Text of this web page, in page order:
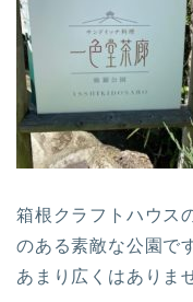
箱根クラフトハウス
のある素敵な公園で
あまり広くはありま